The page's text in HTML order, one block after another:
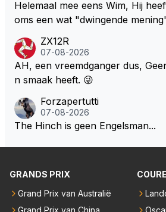
Helemaal mee eens Wim, Hij heeft net als Olav Mol s
oms een wat "dwingende
l bij Windsor op te roepen. Maar
aces zijn dit leuke berichtjes
ZX12R
07-08-2026
AH, een vreemdganger dus,
n smaak heeft. 😜
Forzapertutti
07-08-2026
The Hinch is geen Engelsman...
GRANDS PRIX
Grand Prix van Australië